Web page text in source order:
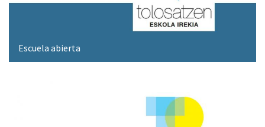
Escuela abierta